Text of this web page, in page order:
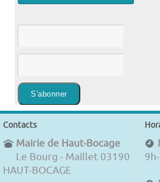
Contacts
Mairie de Haut-Bocage
Le Bourg - Maillet 03190
HAUT-BOCAGE